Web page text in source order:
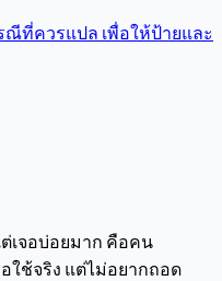
ที่ควรแปล เพื่อให้ป้ายและ
เจอบ่อยมาก คือคน
ใช้จริง แต่ไม่อยากถอด